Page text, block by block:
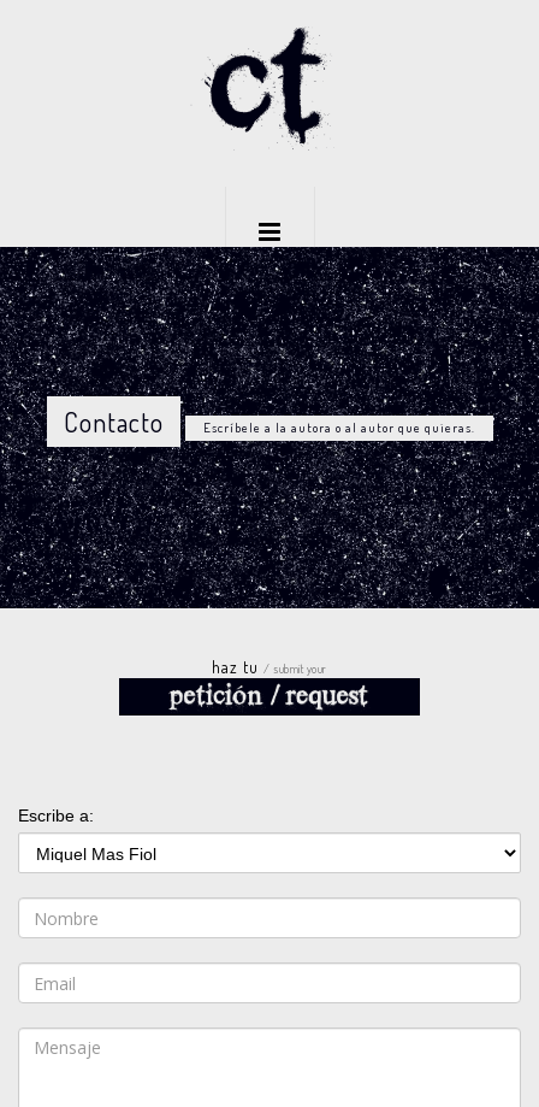
Contacto Escríbele a la autora o al autor que quieras.
haz tu/ submit your
Escribe a: